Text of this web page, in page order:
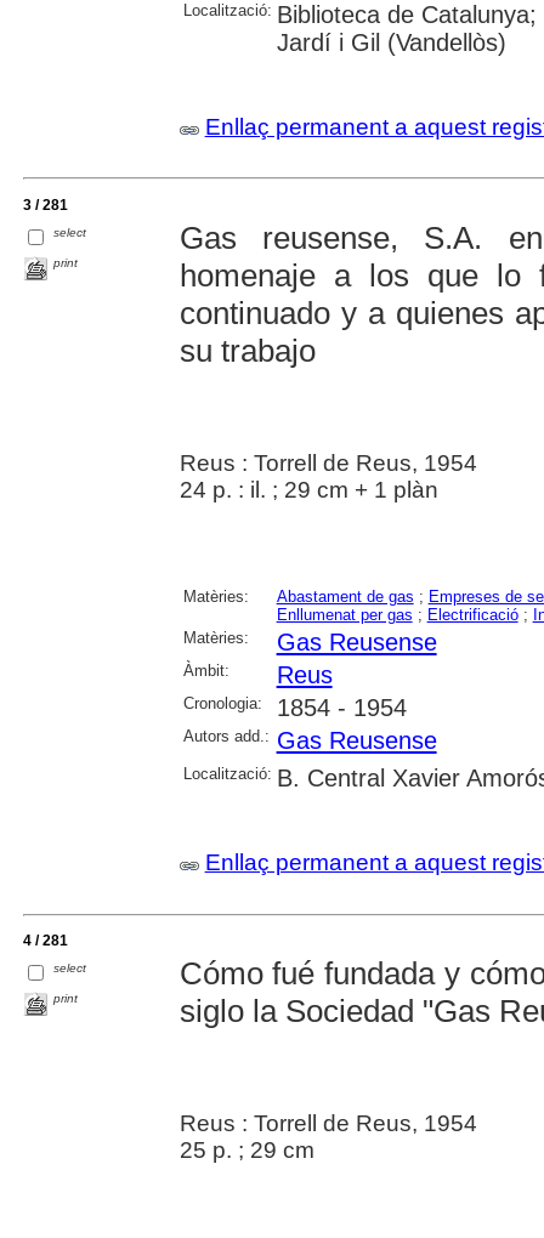
Localització: Biblioteca de
Jardí i Gil (Vandellòs)
Enllaç permanent a aquest
3 / 281
select
print
Gas reusense, S.A.
homenaje a los que lo
continuado y a quienes
su trabajo
Reus : Torrell de Reus, 1954
24 p. : il. ; 29 cm + 1 plàn
Matèries: Abastament de gas ; Empreses de
Enllumenat per gas ; Electrificació;
Matèries:
Gas Reusense
Àmbit: Reus
Cronologia: 1854 - 1954
Autors add.: Gas Reusense
Localització: B. Central Xavier
Enllaç permanent a aquest
4 / 281
select
print
Cómo fué fundada y
siglo la Sociedad "Gas
Reus : Torrell de Reus, 1954
25 p. ; 29 cm